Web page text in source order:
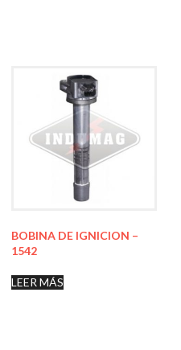
BOBINA DE IGNICION –
1542
LEER MÁS